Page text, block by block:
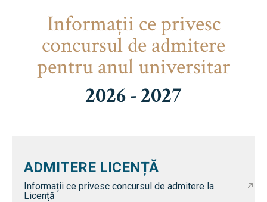
Informaţii ce privesc
concursul de admitere
pentru anul universitar
2026 - 2027
ADMITERE LICENȚĂ
Informații ce privesc concursul de admitere la
Licență